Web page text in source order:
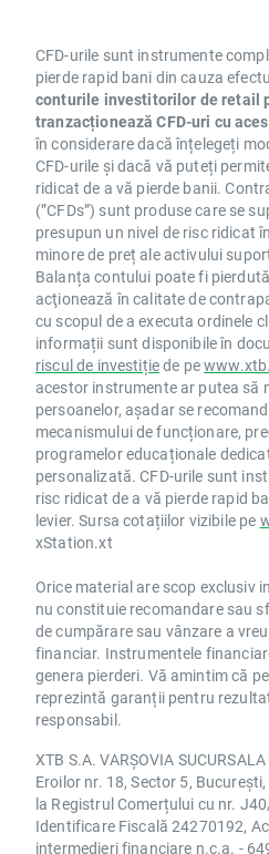
CFD-urile sunt instrumente
pierde rapid bani din cauza
conturile investitorilor de retail
tranzacționează CFD-uri cu
în considerare dacă înțelegeți
CFD-urile și dacă vă puteți
ridicat de a vă pierde banii.
(”CFDs”) sunt produse care se
presupun un nivel de risc ridicat
minore de preț ale activului
Balanța contului poate fi
acţionează în calitate de
cu scopul de a executa ordinele
informații sunt disponibile în
riscul de investițiede pe
acestor instrumente ar putea să
persoanelor, așadar se
mecanismului de funcționare,
programelor educaționale
personalizată. CFD-urile sunt
risc ridicat de a vă pierde rapid
levier. Sursa cotațiilor vizibile pe
xStation.xt
Orice material are scop exclusiv
nu constituie recomandare sau
de cumpărare sau vânzare a
financiar. Instrumentele
genera pierderi. Vă amintim că
reprezintă garanții pentru
responsabil.
XTB S.A. VARȘOVIA
Eroilor nr. 18, Sector 5,
la Registrul Comerțului cu nr.
Identificare Fiscală 24270192,
intermedieri financiare n.c.a. -